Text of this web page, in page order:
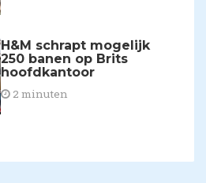
H&M schrapt mogelijk
250 banen op Brits
hoofdkantoor
2 minuten